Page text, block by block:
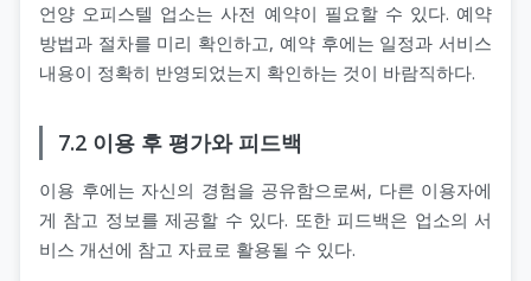
언양 오피스텔 업소는 사전 예약이 필요할 수 있다. 예약
방법과 절차를 미리 확인하고, 예약 후에는 일정과 서비스
내용이 정확히 반영되었는지 확인하는 것이 바람직하다.
7.2 이용 후 평가와 피드백
이용 후에는 자신의 경험을 공유함으로써, 다른 이용자에
게 참고 정보를 제공할 수 있다. 또한 피드백은 업소의 서
비스 개선에 참고 자료로 활용될 수 있다.